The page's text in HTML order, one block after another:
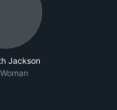
Jackson